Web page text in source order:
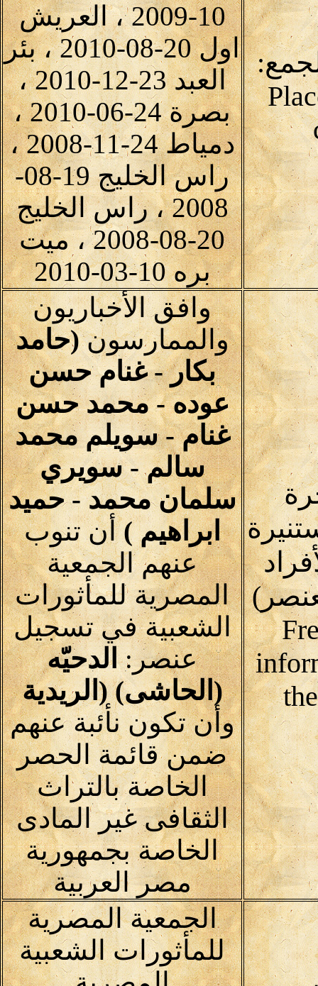
10-2009 ، العريش
اول 20-08-2010 ، بئر
العبد 23-12-2010 ،
بصرة 24-06-2010 ،
دمياط 24-11-2008 ،
راس الخليج 19-08-
2008 ، راس الخليج
20-08-2008 ، ميت
بره 10-03-2010
وافق الأخباريون
والممارسون(حامد
بكار - غنام حسن
عوده - محمد حسن
غنام - سويلم محمد
سالم - سويري
سلمان محمد - حميد
ابراهيم )أن تنوب
عنهم الجمعية
المصرية للمأثورات
الشعبية في تسجيل
عنصر:الدحيّه
(الحاشى) (الريدية
وأن تكون نأئبة عنهم
ضمن قائمة الحصر
الخاصة بالتراث
الثقافى غير المادى
الخاصة بجمهورية
مصر العربية
الجمعية المصرية
للمأثورات الشعبية